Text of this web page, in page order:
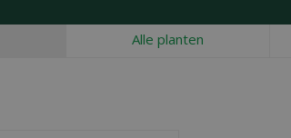
Alle planten